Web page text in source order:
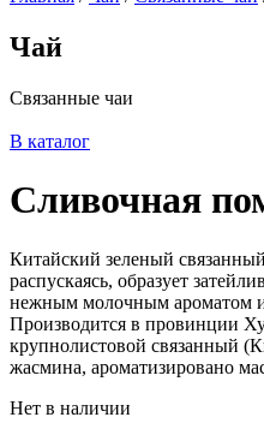
Чай
Связанные чаи
В каталог
Сливочная
Китайский зеленый
распускаясь, образует
нежным молочным ароматом
Производится в провинции
крупнолистовой связанный
жасмина, ароматизировано
Нет в наличии